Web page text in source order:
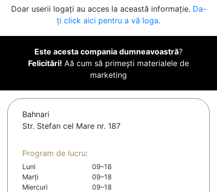
Doar userii logați au acces la această informație. Da-
ți click aici pentru a vă loga.
Este acesta compania dumneavoastră?
Felicitări! Aă cum să primești materialele de
marketing
Bahnari
Str. Stefan cel Mare nr. 187
Program de lucru:
Luni
09–18
Marți
09–18
Miercuri
09–18